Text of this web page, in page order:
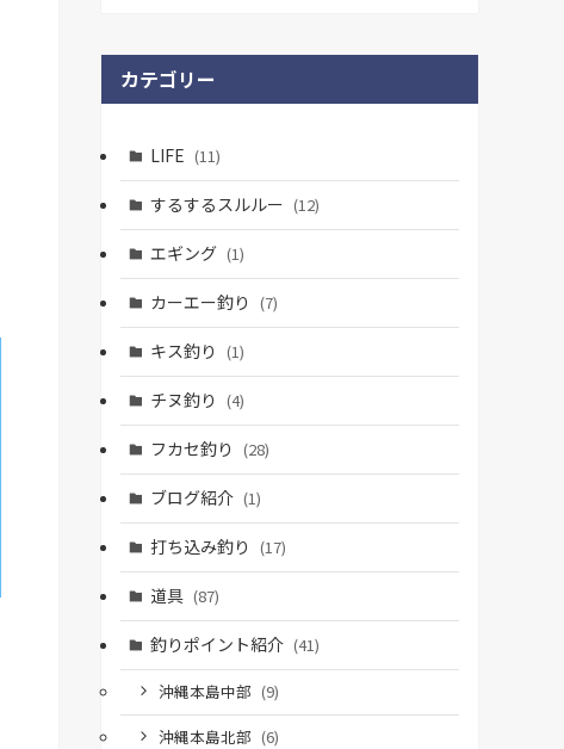
カテゴリー
LIFE (11)
するするスルルー (12)
エギング (1)
カーエー釣り (7)
キス釣り (1)
チヌ釣り (4)
フカセ釣り (28)
ブログ紹介 (1)
打ち込み釣り (17)
道具 (87)
釣りポイント紹介 (41)
沖縄本島中部 (9)
沖縄本島北部 (6)